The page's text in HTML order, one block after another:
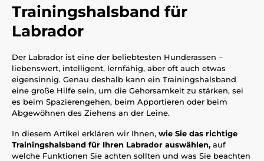
Trainingshalsband für
Labrador
Der Labrador ist eine der beliebtesten Hunderassen –
liebenswert, intelligent, lernfähig, aber oft auch etwas
eigensinnig. Genau deshalb kann ein Trainingshalsband
eine große Hilfe sein, um die Gehorsamkeit zu stärken, sei
es beim Spazierengehen, beim Apportieren oder beim
Abgewöhnen des Ziehens an der Leine.
In diesem Artikel erklären wir Ihnen, wie Sie das richtige
Trainingshalsband für Ihren Labrador auswählen, auf
welche Funktionen Sie achten sollten und was Sie beachten